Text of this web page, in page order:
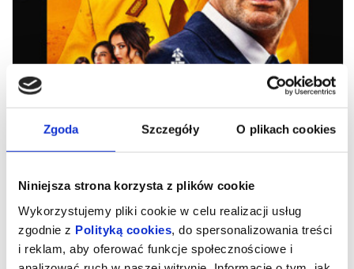
Zgoda Szczegóły O plikach cookies
Niniejsza strona korzysta z plików cookie
Wykorzystujemy pliki cookie w celu realizacji usług
zgodnie z Polityką cookies , do spersonalizowania treści
i reklam, aby oferować funkcje społecznościowe i